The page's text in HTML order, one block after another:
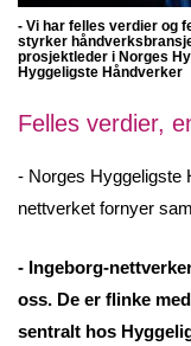
- Vi har felles verdier og
styrker
prosjektleder i Norges
Hyggeligste Håndverker
Felles verdier,
- Norges Hyggeligste
nettverket fornyer
- Ingeborg-
oss. De er flinke
sentralt hos